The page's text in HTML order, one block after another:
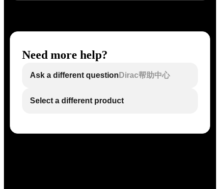
Need more help?
Ask a different question Dirac帮助中心
Select a different product